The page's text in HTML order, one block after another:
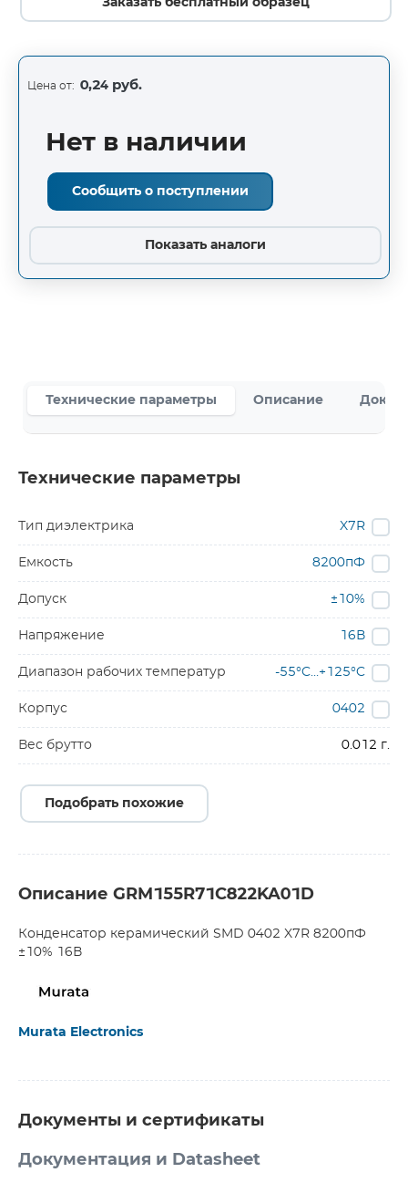
Заказать бесплатный образец
Цена от: 0,24 руб.
Нет в наличии
Сообщить о поступлении
Показать аналоги
Технические параметры Описание
Технические параметры
Тип диэлектрика X7R
Емкость 8200пФ
Допуск ±10%
Напряжение 16В
Диапазон рабочих температур -55°C…+125°C
Корпус 0402
Вес брутто 0.012 г.
Подобрать похожие
Описание GRM155R71C822KA01D
Конденсатор керамический SMD 0402 X7R 8200пФ
±10% 16В
Murata Electronics
Документы и сертификаты
Документация и Datasheet